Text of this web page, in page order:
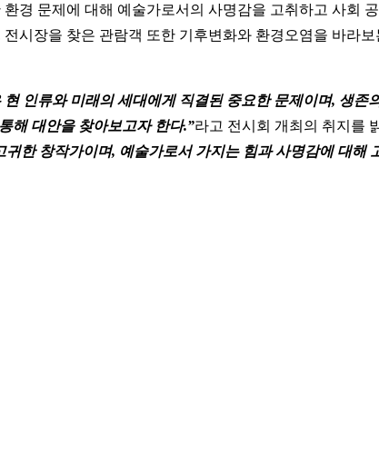
경 문제에 대해 예술가로서의 사명감을 고취하고 사회
시장을 찾은 관람객 또한 기후변화와 환경오염을 바라
현 인류와 미래의 세대에게 직결된 중요한 문제이며, 생
해 대안을 찾아보고자 한다.”라고 전시회 개최의 취지를
한 창작가이며, 예술가로서 가지는 힘과 사명감에 대